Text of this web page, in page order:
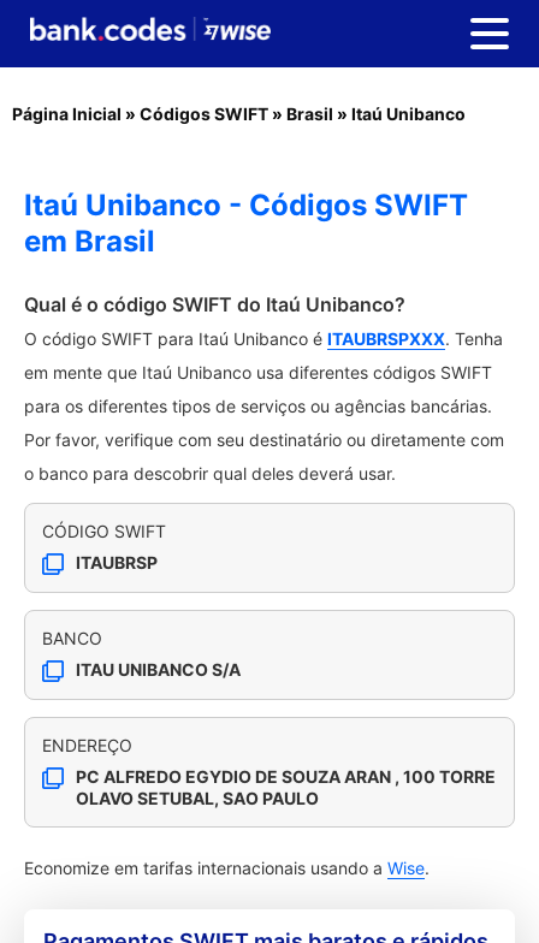
Página Inicial » Códigos SWIFT » Brasil » Itaú Unibanco
Itaú Unibanco - Códigos SWIFT
em Brasil
Qual é o código SWIFT do Itaú Unibanco?
O código SWIFT para Itaú Unibanco é ITAUBRSPXXX. Tenha
em mente que Itaú Unibanco usa diferentes códigos SWIFT
para os diferentes tipos de serviços ou agências bancárias.
Por favor, verifique com seu destinatário ou diretamente com
o banco para descobrir qual deles deverá usar.
CÓDIGO SWIFT
ITAUBRSP
BANCO
ITAU UNIBANCO S/A
ENDEREÇO
PC ALFREDO EGYDIO DE SOUZA ARAN , 100 TORRE
OLAVO SETUBAL, SAO PAULO
Economize em tarifas internacionais usando a Wise.